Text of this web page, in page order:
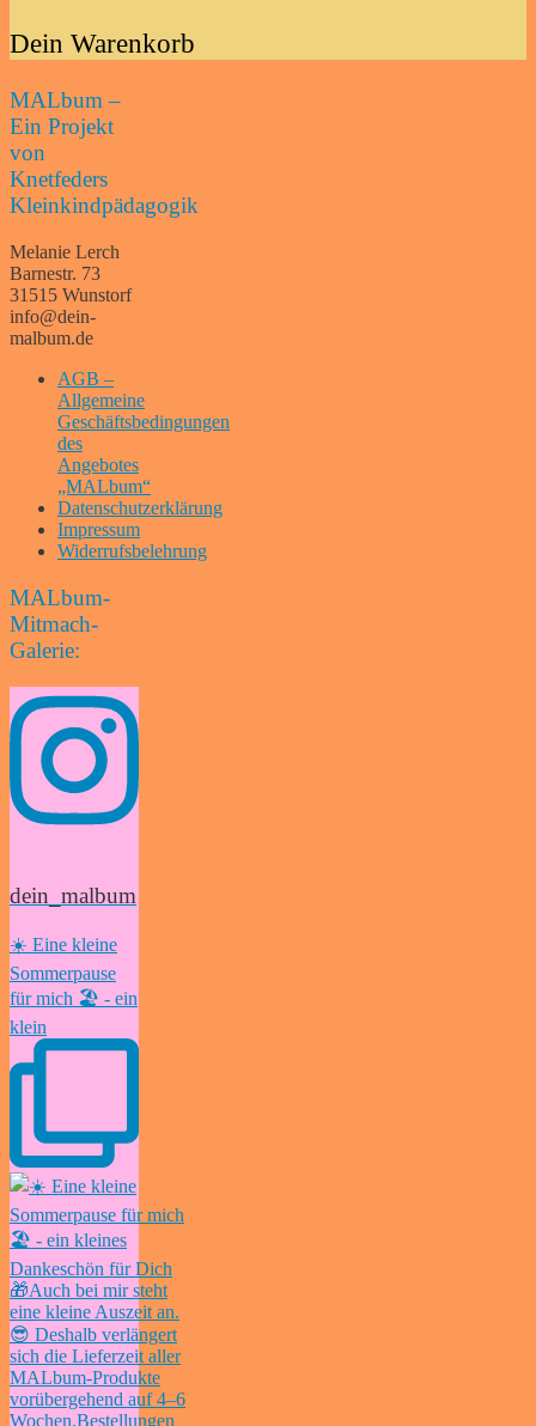
Dein Warenkorb
MALbum –
Ein Projekt
von
Knetfeders
Kleinkindpädagogik
Melanie Lerch
Barnestr. 73
31515 Wunstorf
info@dein-
malbum.de
AGB –
Allgemeine
Geschäftsbedingungen
des
Angebotes
„MALbum“
Datenschutzerklärung
Impressum
Widerrufsbelehrung
MALbum-
Mitmach-
Galerie:
dein_malbum
☀️ Eine kleine
Sommerpause
für mich 🏖️ - ein
klein